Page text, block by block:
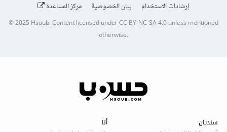
إرشادات الاستخدام
بيان الخصوصية مركز المساعدة
© 2025Hsoub.Content licensed underCC BY-NC-SA 4.0unless mentioned
otherwise.